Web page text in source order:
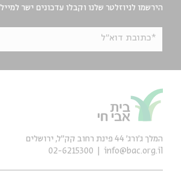
הירשמו לניוזלטר שלנו וקבלו עדכונים ישר למייל
*כתובת דוא"ל
המלך ג'ורג' 44 פינת רחוב קק״ל, ירושלים
info@bac.org.il
02-6215300